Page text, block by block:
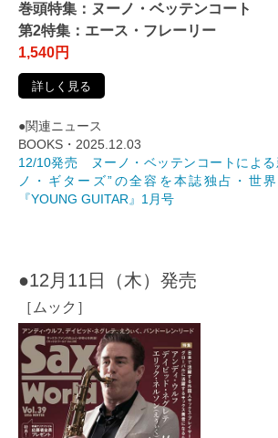
巻頭特集：ヌーノ・ベッテンコート
第2特集：エース・フレーリー
1,540円
詳しく見る
●関連ニュース
BOOKS・2025.12.03
12/10発売 ヌーノ・ベッテンコートによる
ノ・ギターズ”の全容を本誌独占・世
『YOUNG GUITAR』1月号
●12月11日（木）発売
［ムック］